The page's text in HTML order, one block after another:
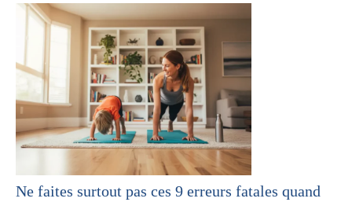
Ne faites surtout pas ces 9 erreurs fatales quand